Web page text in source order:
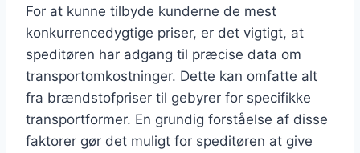
For at kunne tilbyde kunderne de mest
konkurrencedygtige priser, er det vigtigt, at
speditøren har adgang til præcise data om
transportomkostninger. Dette kan omfatte alt
fra brændstofpriser til gebyrer for specifikke
transportformer. En grundig forståelse af disse
faktorer gør det muligt for speditøren at give